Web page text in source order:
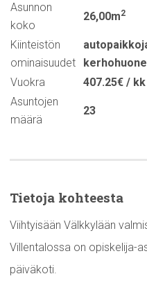
Asunnon
koko
26,00m2
Kiinteistön
ominaisuudet
kerhohuone
Vuokra
407.25€ / kk
Asuntojen
määrä
23
Tietoja kohteesta
Viihtyisään Välkkylään
Villentalossa on opiskelija-
päiväkoti.